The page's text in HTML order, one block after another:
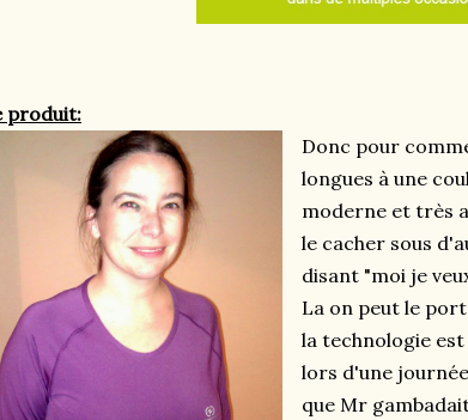
produit:
Donc pour
longues à une
moderne et très
le cacher sous
disant "moi je
La on peut le
la technologie
lors d'une
que Mr